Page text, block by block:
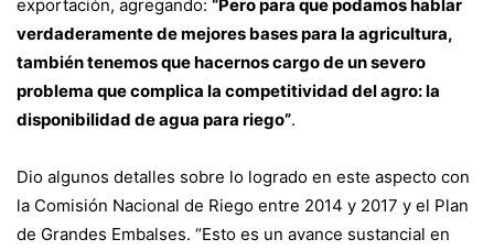
exportación, agregando: “Pero para que podamos hablar
verdaderamente de mejores bases para la agricultura,
también tenemos que hacernos cargo de un severo
problema que complica la competitividad del agro: la
disponibilidad de agua para riego”.
Dio algunos detalles sobre lo logrado en este aspecto con
la Comisión Nacional de Riego entre 2014 y 2017 y el Plan
de Grandes Embalses. “Esto es un avance sustancial en